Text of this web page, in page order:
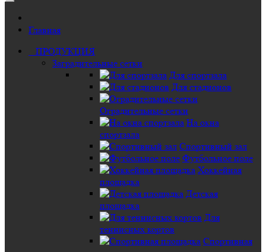
Главная
ПРОДУКЦИЯ
Заградительные сетки
Для спортзала
Для стадионов
Оградительные сетки
На окна
спортзала
Спортивный зал
Футбольное поле
Хоккейная
площадка
Детская
площадка
Для
теннисных кортов
Спортивная